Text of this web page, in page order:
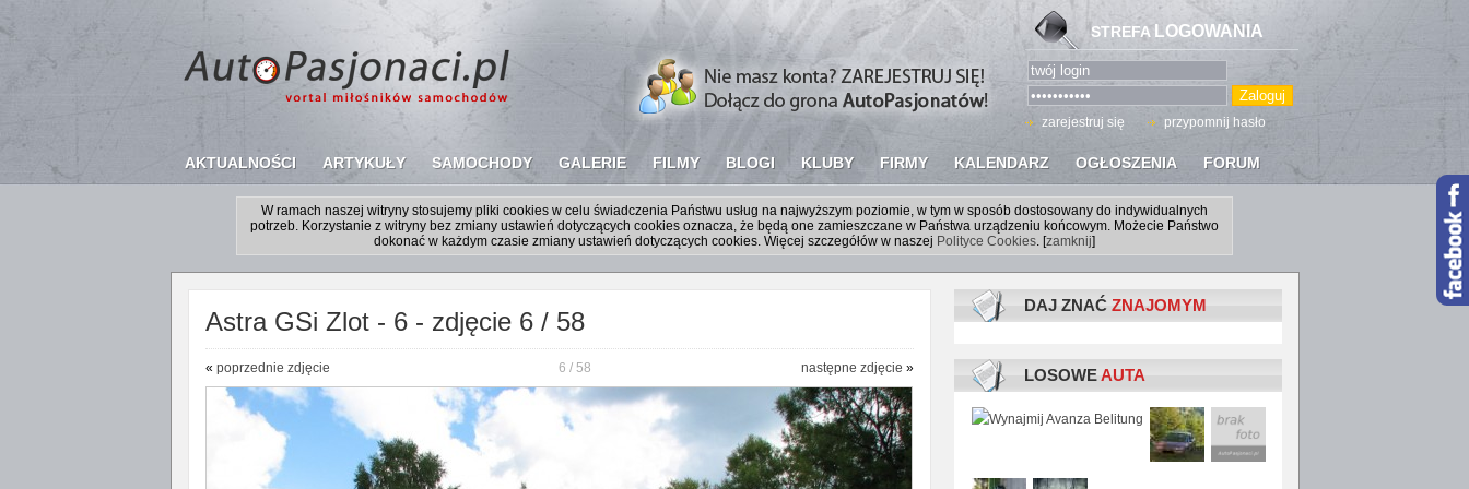
AKTUALNOŚCI ARTYKUŁY SAMOCHODY GALERIE FILMY BLOGI KLUBY FIRMY KALENDARZ OGŁOSZENIA FORUM
STREFA LOGOWANIA
zarejestruj się przypomnij hasło
W ramach naszej witryny stosujemy pliki cookies w celu świadczenia Państwu usług na najwyższym poziomie, w tym w sposób dostosowany do indywidualnych
potrzeb. Korzystanie z witryny bez zmiany ustawień dotyczących cookies oznacza, że będą one zamieszczane w Państwa urządzeniu końcowym. Możecie Państwo
dokonać w każdym czasie zmiany ustawień dotyczących cookies. Więcej szczegółów w naszej Polityce Cookies. [zamknij]
Astra GSi Zlot - 6 - zdjęcie 6 / 58
« poprzednie zdjęcie 6 / 58 następne zdjęcie »
DAJ ZNAĆ ZNAJOMYM
LOSOWEAUTA